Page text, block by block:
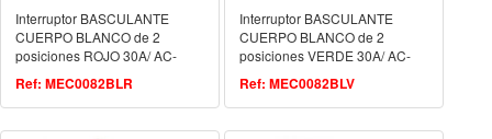
Interruptor BASCULANTE
CUERPO BLANCO de 2
posiciones ROJO 30A/ AC-
Ref: MEC0082BLR
Interruptor BASCULANTE
CUERPO BLANCO de 2
posiciones VERDE 30A/ AC-
Ref: MEC0082BLV